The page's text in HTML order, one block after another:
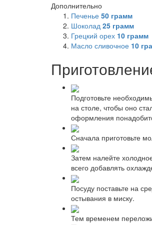
Дополнительно
Печенье 50 грамм
Шоколад 25 грамм
Грецкий орех 10 грамм
Масло сливочное 10
Подготовьте
на столе, чтобы оно
оформления
Сначала приготовьте
Затем налейте
всего добавлять
Посуду поставьте на
остывания в миску.
Тем временем